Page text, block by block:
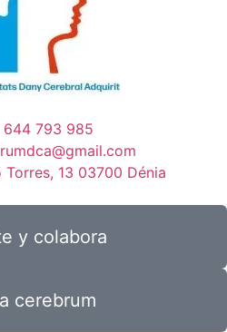
644 793 985
Torres, 13 03700 Dénia
y colabora
cerebrum